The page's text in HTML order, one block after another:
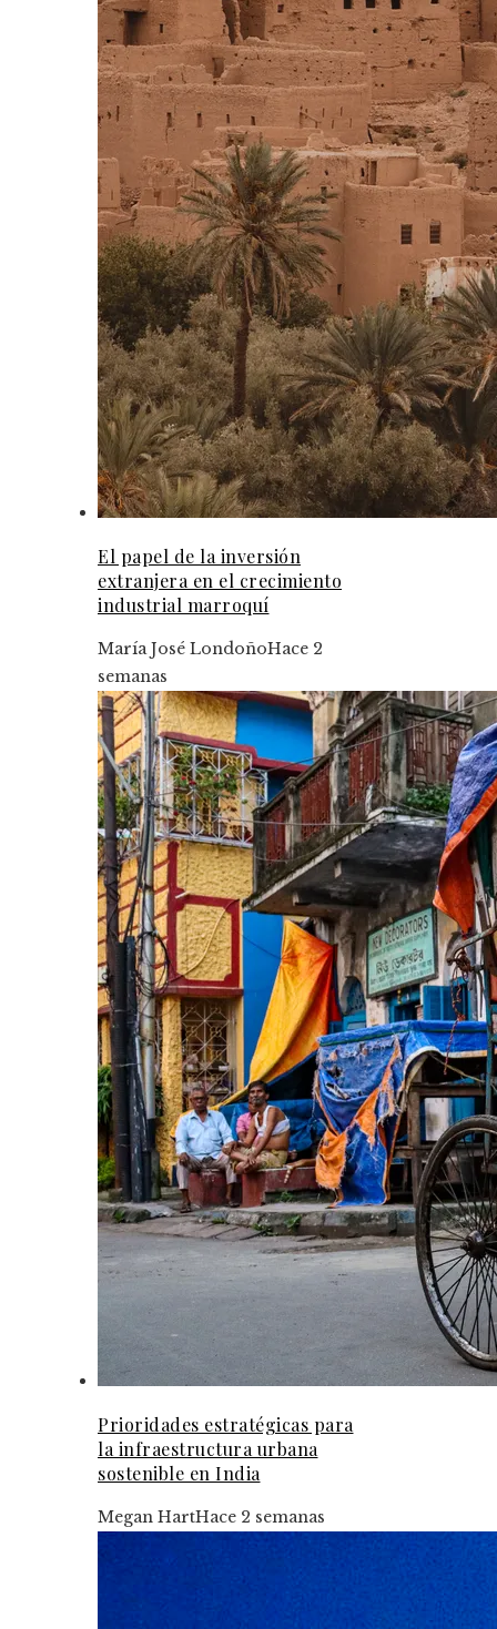
El papel de la inversión
extranjera en el crecimiento
industrial marroquí
María José LondoñoHace 2
semanas
Prioridades estratégicas para
la infraestructura urbana
sostenible en India
Megan HartHace 2 semanas